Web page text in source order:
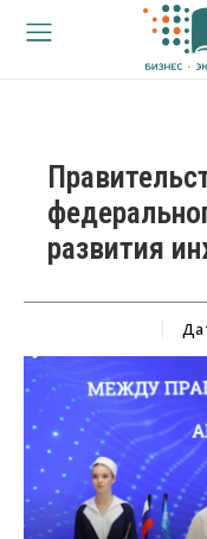
развития